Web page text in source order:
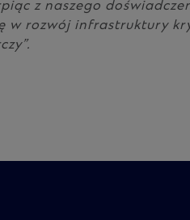
z naszego
w rozwój infrastruktury